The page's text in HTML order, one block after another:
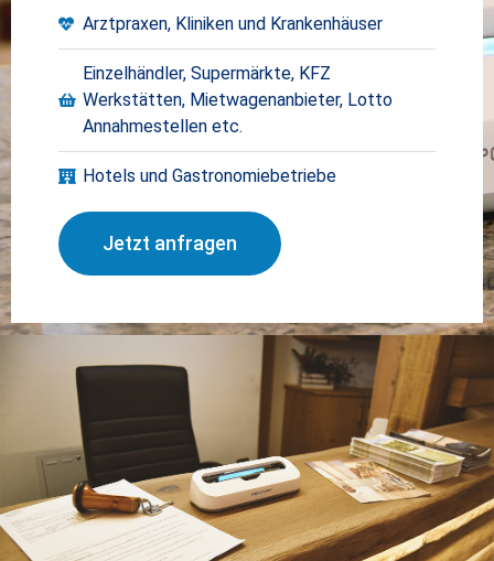
Arztpraxen, Kliniken und Krankenhäuser
Einzelhändler, Supermärkte, KFZ
Werkstätten, Mietwagenanbieter, Lotto
Annahmestellen etc.
Hotels und Gastronomiebetriebe
Jetzt anfragen